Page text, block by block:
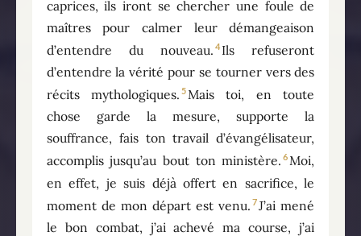
caprices, ils iront se chercher une foule de
maîtres pour calmer leur démangeaison
d’entendre du nouveau. 4 Ils refuseront
d’entendre la vérité pour se tourner vers des
récits mythologiques. 5Mais toi, en toute
chose garde la mesure, supporte la
souffrance, fais ton travail d’évangélisateur,
accomplis jusqu’au bout ton ministère. 6Moi,
en effet, je suis déjà offert en sacrifice, le
moment de mon départ est venu. 7J’ai mené
le bon combat, j’ai achevé ma course, j’ai